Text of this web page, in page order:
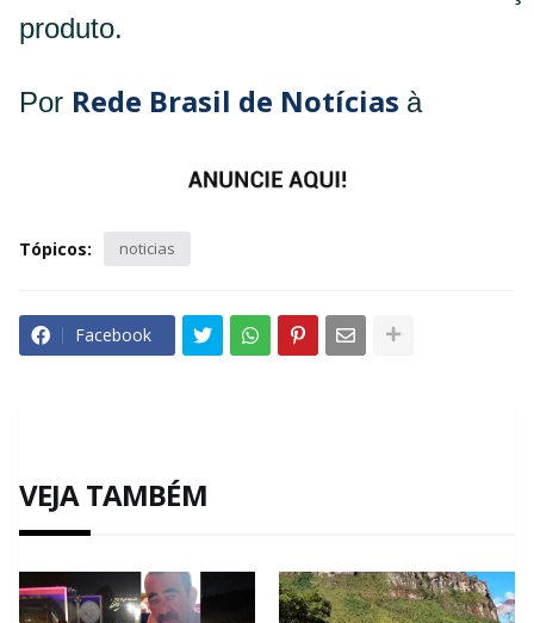
produto.
Por Rede Brasil de Notícias à
Tópicos: noticias
Facebook
VEJA TAMBÉM